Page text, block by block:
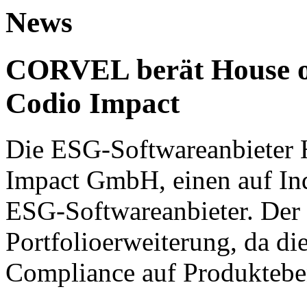
News
CORVEL berät House
Codio Impact
Die ESG-
Impact GmbH, einen auf
ESG-Softwareanbieter.
Portfolioerweiterung, da
Compliance auf